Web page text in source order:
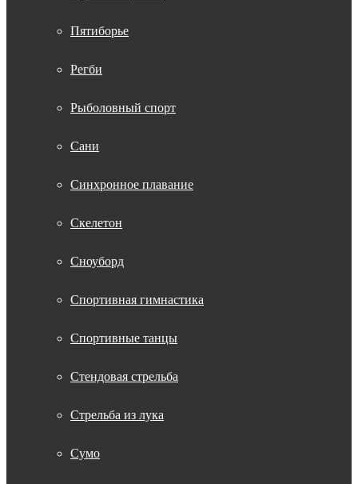
Пятиборье
Регби
Рыболовный спорт
Сани
Синхронное плавание
Скелетон
Сноуборд
Спортивная гимнастика
Спортивные танцы
Стендовая стрельба
Стрельба из лука
Сумо